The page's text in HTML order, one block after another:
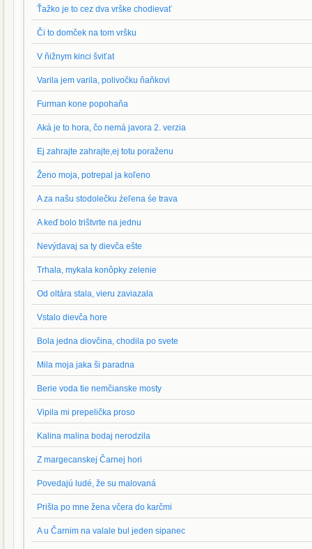
Ťažko je to cez dva vrške chodievať
Či to domček na tom vršku
V ňižnym kinci šviťat
Varila jem varila, polivočku ňaňkovi
Furman kone popohaňa
Aká je to hora, čo nemá javora 2. verzia
Ej zahrajte zahrajte,ej totu poraženu
Ženo moja, potrepal ja koľeno
A za našu stodolečku źeľena śe trava
A keď bolo trištvrte na jednu
Nevýdavaj sa ty dievča ešte
Trhala, mykala konôpky zelenie
Od oltára stala, vieru zaviazala
Vstalo dievča hore
Bola jedna diovčina, chodila po svete
Mila moja jaka ši paradna
Berie voda tie nemčianske mosty
Vipila mi prepelička proso
Kalina malina bodaj nerodzila
Z margecanskej Čarnej hori
Povedajú ludé, že su malovaná
Prišla po mne žena včera do karčmi
A u Čarnim na valale bul jeden sipanec